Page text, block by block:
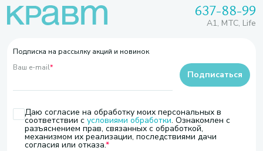
637-88-99
A1, МТС, Life
Подписка на рассылку акций и новинок
Ваш e-mail*
Даю согласие на обработку моих персональных в
соответствии с условиями обработки. Ознакомлен с
разъяснением прав, связанных с обработкой,
механизмом их реализации, последствиями дачи
согласия или отказа.
Подписаться